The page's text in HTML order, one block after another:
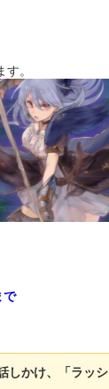
。
で
しかけ、「ラッシ